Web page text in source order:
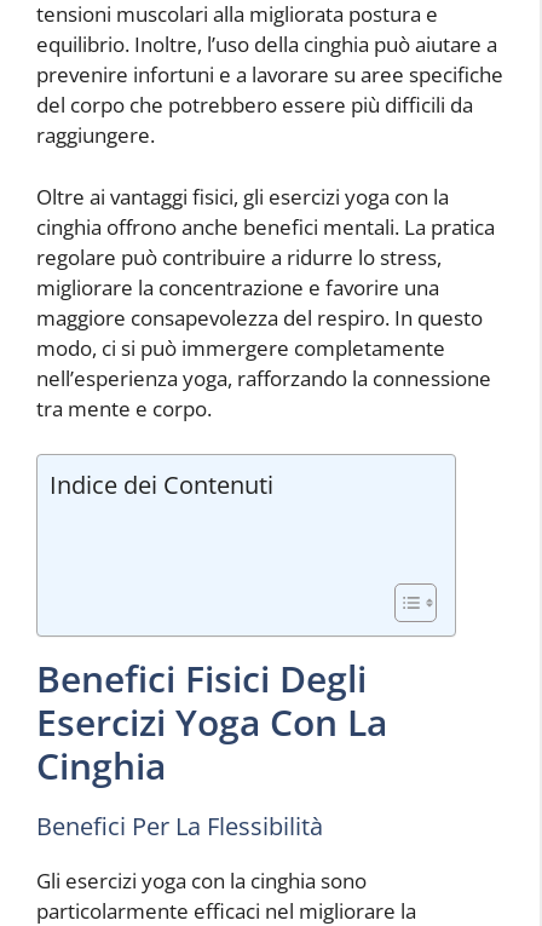
tensioni muscolari alla migliorata postura e
equilibrio. Inoltre, l’uso della cinghia può aiutare a
prevenire infortuni e a lavorare su aree specifiche
del corpo che potrebbero essere più difficili da
raggiungere.
Oltre ai vantaggi fisici, gli esercizi yoga con la
cinghia offrono anche benefici mentali. La pratica
regolare può contribuire a ridurre lo stress,
migliorare la concentrazione e favorire una
maggiore consapevolezza del respiro. In questo
modo, ci si può immergere completamente
nell’esperienza yoga, rafforzando la connessione
tra mente e corpo.
Indice dei Contenuti
Benefici Fisici Degli
Esercizi Yoga Con La
Cinghia
Benefici Per La Flessibilità
Gli esercizi yoga con la cinghia sono
particolarmente efficaci nel migliorare la